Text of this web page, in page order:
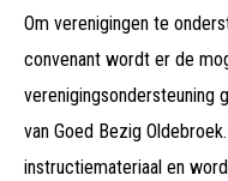
Om verenigingen te
convenant wordt er de
verenigingsondersteuning
van Goed Bezig
instructiemateriaal en